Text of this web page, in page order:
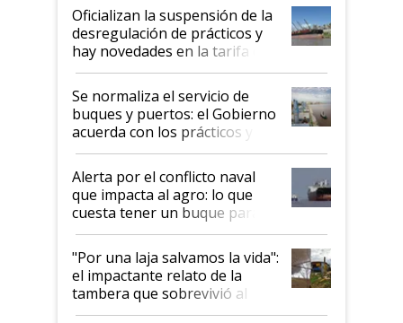
Oficializan la suspensión de la
desregulación de prácticos y
hay novedades en la tarifa de
la hidrovía
Se normaliza el servicio de
buques y puertos: el Gobierno
acuerda con los prácticos y
suspende el decreto de
desregulación
Alerta por el conflicto naval
que impacta al agro: lo que
cuesta tener un buque parado
y el peligro de que Argentina
pase a ser "país sucio"
"Por una laja salvamos la vida":
el impactante relato de la
tambera que sobrevivió al
tornado